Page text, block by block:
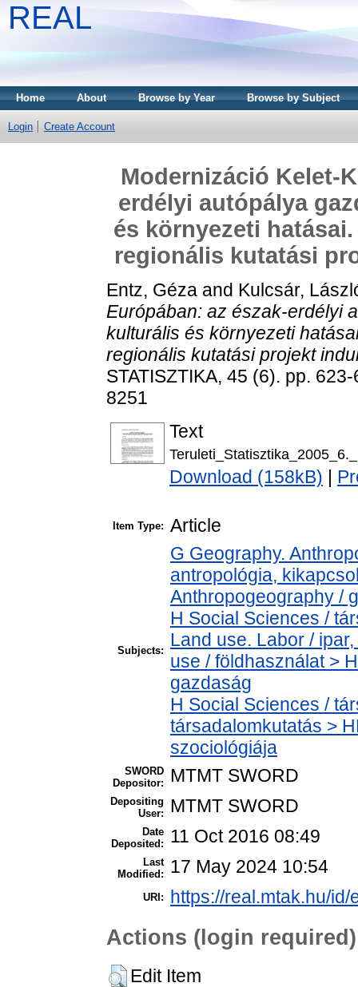
REAL
Home About Browse by Year Browse by Subject
Login Create Account
Modernizáció Kelet-
erdélyi autópálya
és környezeti
regionális kutatási
Entz, Géza and Kulcsár,
Európában: az észak-erdélyi
kulturális és környezeti
regionális kutatási projekt
STATISZTIKA, 45 (6). pp.
8251
Text
Download (158kB)
Item Type: Article
Subjects:
G Geography.
antropológia,
Anthropogeography /
H Social Sciences /
Land use. Labor /
use / földhasználat >
gazdaság
H Social Sciences /
társadalomkutatás >
szociológiája
SWORD
Depositor:
MTMT SWORD
Depositing
User:
MTMT SWORD
Date
Deposited:
11 Oct 2016 08:49
Last
Modified:
17 May 2024 10:54
URI: https://real.mtak.hu/id/
Actions (login required)
Edit Item